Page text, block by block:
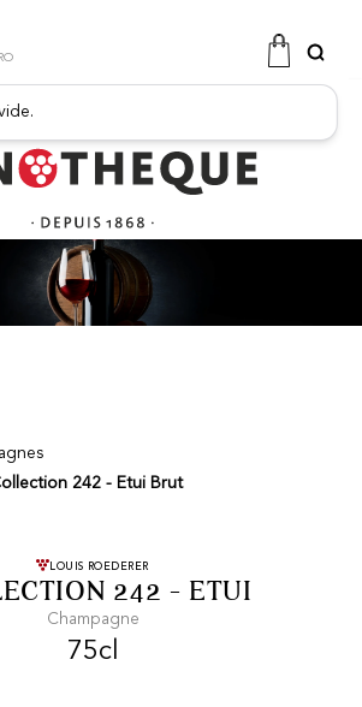
BOISSONS FRUITÉES
PORTO
EPICERIE FINE
PROMOTIONS
NOUVEAUTÉS
Dès 99 CHF
d'achat
242 - Etui Brut
242 - ETUI
LOUIS ROEDERER
Champagne
75cl